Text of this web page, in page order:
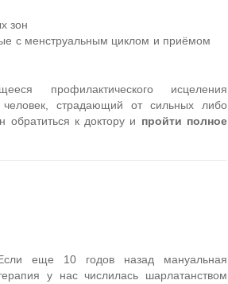
зон
с менструальным циклом и приёмом
профилактического исцеления
страдающий от сильных либо
обратиться к доктору и пройти полное
еще 10 годов назад мануальная
у нас числилась шарлатанством